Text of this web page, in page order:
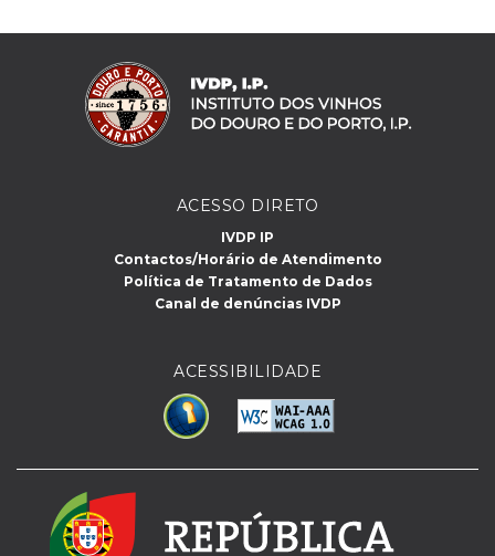
ACESSO DIRETO
IVDP IP
Contactos/Horário de Atendimento
Política de Tratamento de Dados
Canal de denúncias IVDP
ACESSIBILIDADE